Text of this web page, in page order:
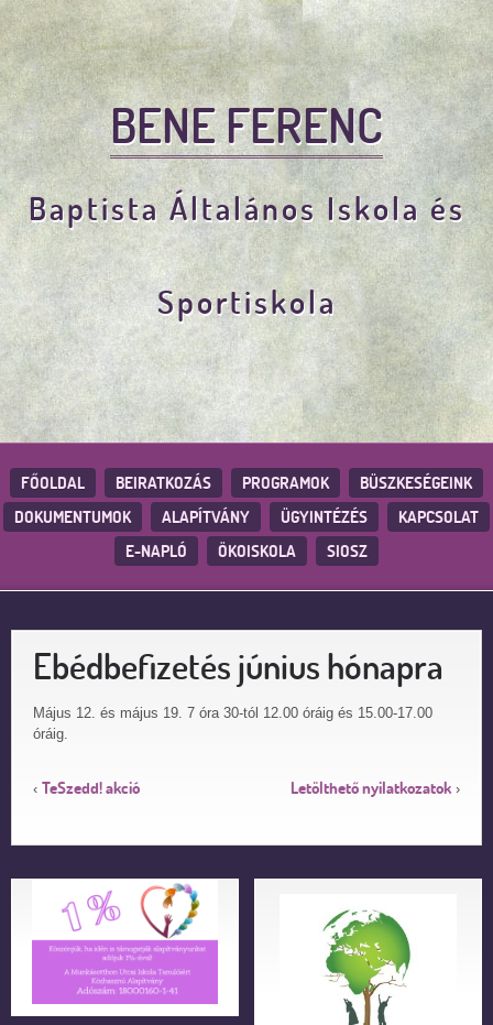
BENE FERENC
Baptista Általános Iskola és
Sportiskola
FŐOLDAL BEIRATKOZÁS PROGRAMOK
BÜSZKESÉGEINK
DOKUMENTUMOK
ALAPÍTVÁNY ÜGYINTÉZÉS
KAPCSOLAT
E-NAPLÓ
ÖKOISKOLA SIOSZ
Ebédbefizetés június hónapra
Május 12. és május 19. 7 óra 30-tól 12.00 óráig és 15.00-17.00
óráig.
‹ TeSzedd! akció Letölthető nyilatkozatok ›